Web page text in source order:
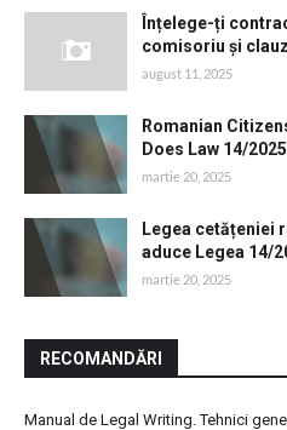
Înțelege-ți
comisoriu și
august 11, 2025
Romanian
Does Law 14/
martie 20, 2025
Legea cetățeniei
aduce Legea 14/
martie 20, 2025
RECOMANDĂRI
Manual de Legal Writing. Tehnici